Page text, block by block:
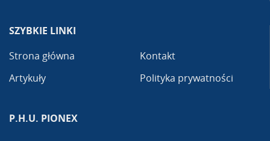
SZYBKIE LINKI
Strona główna
Artykuły
Kontakt
Polityka prywatności
P.H.U. PIONEX